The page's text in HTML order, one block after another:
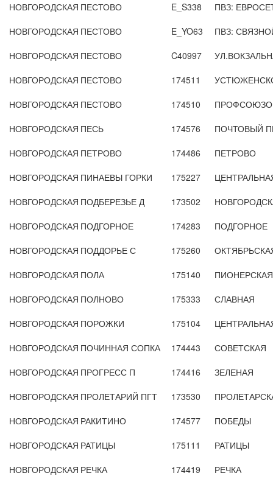
НОВГОРОДСКАЯ ПЕСТОВО E_S338
ПВЗ:
НОВГОРОДСКАЯ ПЕСТОВО E_YO63
ПВЗ:
НОВГОРОДСКАЯ ПЕСТОВО C40997
НОВГОРОДСКАЯ ПЕСТОВО 174511
НОВГОРОДСКАЯ ПЕСТОВО 174510
НОВГОРОДСКАЯ ПЕСЬ 174576
ПОЧТОВЫЙ
НОВГОРОДСКАЯ ПЕТРОВО 174486
ПЕТРОВО
НОВГОРОДСКАЯ ПИНАЕВЫ ГОРКИ 175227
НОВГОРОДСКАЯ ПОДБЕРЕЗЬЕ Д 173502
НОВГОРОДСКАЯ ПОДГОРНОЕ 174283
ПОДГОРНОЕ
НОВГОРОДСКАЯ ПОДДОРЬЕ С 175260
НОВГОРОДСКАЯ ПОЛА 175140
ПИОНЕРСКАЯ
НОВГОРОДСКАЯ ПОЛНОВО 175333
СЛАВНАЯ
НОВГОРОДСКАЯ ПОРОЖКИ 175104
НОВГОРОДСКАЯ ПОЧИННАЯ СОПКА 174443
СОВЕТСКАЯ
НОВГОРОДСКАЯ ПРОГРЕСС П 174416
ЗЕЛЕНАЯ
НОВГОРОДСКАЯ ПРОЛЕТАРИЙ ПГТ 173530
НОВГОРОДСКАЯ РАКИТИНО 174577
ПОБЕДЫ
НОВГОРОДСКАЯ РАТИЦЫ 175111
РАТИЦЫ
НОВГОРОДСКАЯ РЕЧКА 174419
РЕЧКА